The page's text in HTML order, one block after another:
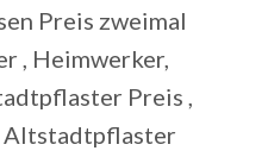
Preis zweimal
, Heimwerker,
Preis ,
Altstadtpflaster